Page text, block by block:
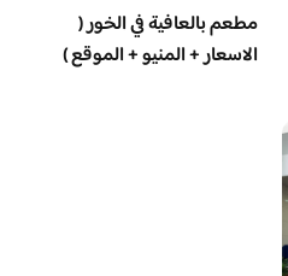
مطعم بالعافية في الخور (
الاسعار + المنيو + الموقع )